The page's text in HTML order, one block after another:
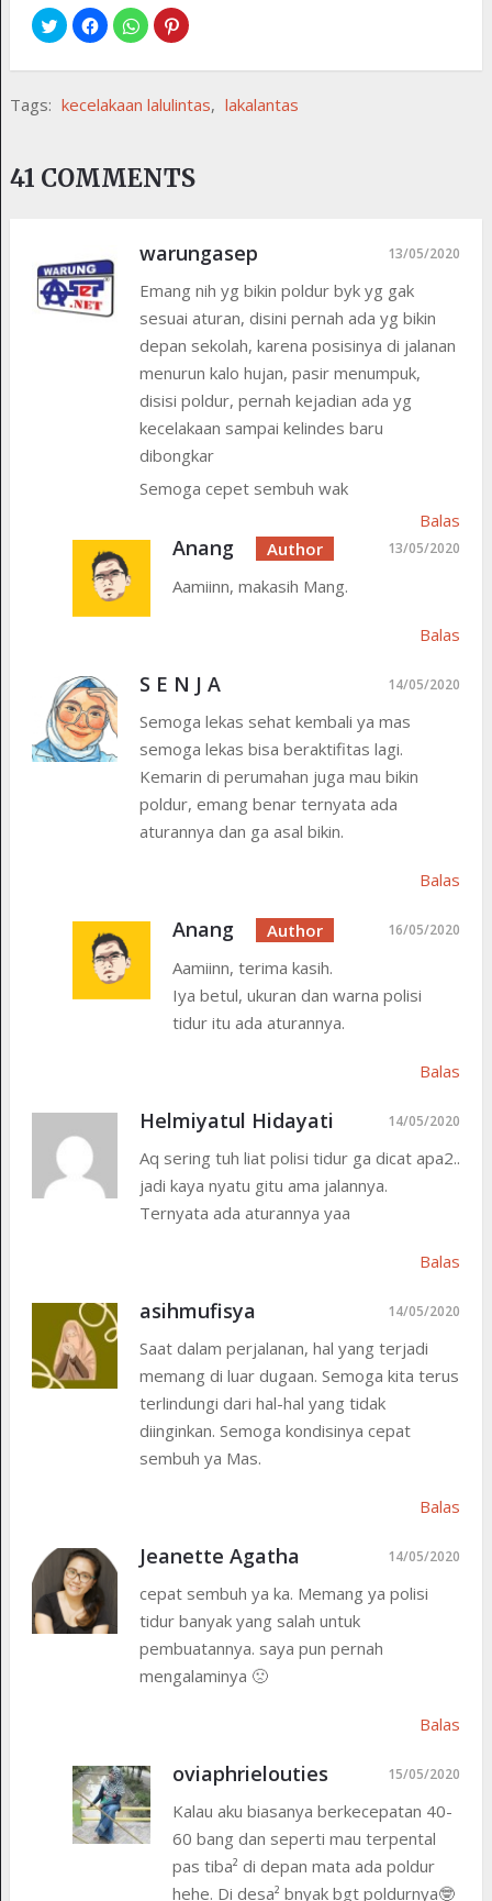
Tags: kecelakaan lalulintas, lakalantas
41 COMMENTS
warungasep 13/05/2020
Emang nih yg bikin poldur byk yg gak
sesuai aturan, disini pernah ada yg bikin
depan sekolah, karena posisinya di jalanan
menurun kalo hujan, pasir menumpuk,
disisi poldur, pernah kejadian ada yg
kecelakaan sampai kelindes baru
dibongkar
Semoga cepet sembuh wak
Balas
Anang 13/05/2020
Aamiinn, makasih Mang.
Balas
S E N J A 14/05/2020
Semoga lekas sehat kembali ya mas
semoga lekas bisa beraktifitas lagi.
Kemarin di perumahan juga mau bikin
poldur, emang benar ternyata ada
aturannya dan ga asal bikin.
Balas
Anang 16/05/2020
Aamiinn, terima kasih.
Iya betul, ukuran dan warna polisi
tidur itu ada aturannya.
Balas
Helmiyatul Hidayati 14/05/2020
Aq sering tuh liat polisi tidur ga dicat apa2..
jadi kaya nyatu gitu ama jalannya.
Ternyata ada aturannya yaa
Balas
asihmufisya 14/05/2020
Saat dalam perjalanan, hal yang terjadi
memang di luar dugaan. Semoga kita terus
terlindungi dari hal-hal yang tidak
diinginkan. Semoga kondisinya cepat
sembuh ya Mas.
Balas
Jeanette Agatha 14/05/2020
cepat sembuh ya ka. Memang ya polisi
tidur banyak yang salah untuk
pembuatannya. saya pun pernah
mengalaminya 🙁
Balas
oviaphrielouties 15/05/2020
Kalau aku biasanya berkecepatan 40-
60 bang dan seperti mau terpental
pas tiba² di depan mata ada poldur
hehe. Di desa² bnyak bgt poldurnya🤓